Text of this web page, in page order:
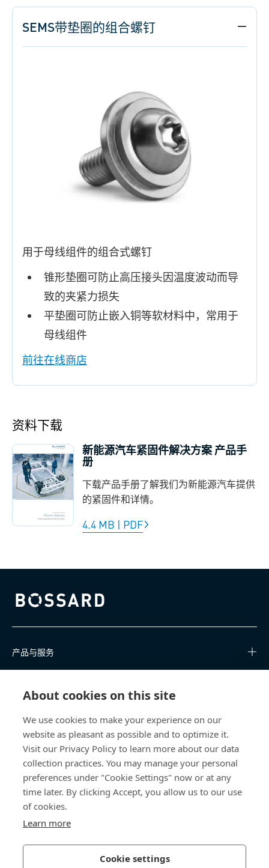
About cookies on this site
We use cookies to make your experience on our
website as pleasant as possible and to optimize it.
Visit our Privacy Policy to learn more about our data
collection practices. You may manage your personal
preferences under "Cookie Settings" now or at any
time later. By clicking Accept, you allow us to our use
of cookies.
Learn more
Cookie settings
SEMS带垫圈的组合螺钉
用于母线组件的组合式螺钉
锥形垫圈可防止高压接头因温度波动而导
致的夹紧力损失
平垫圈可防止嵌入铜等软材料中，常用于
母线组件
前往在线商店
资料下载
新能源汽车紧固件解决方案 产品手
册
下载产品手册了解我们为新能源汽车提供
的紧固件和详情。
4.4 MB | PDF
Bossard homepage
产品与服务
关于我们
联系我们
china@bossard.com